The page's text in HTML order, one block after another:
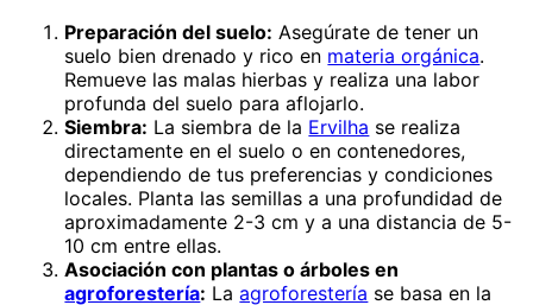
Preparación del suelo: Asegúrate de tener un
suelo bien drenado y rico en materia orgánica.
Remueve las malas hierbas y realiza una labor
profunda del suelo para aflojarlo.
Siembra: La siembra de la Ervilha se realiza
directamente en el suelo o en contenedores,
dependiendo de tus preferencias y condiciones
locales. Planta las semillas a una profundidad de
aproximadamente 2-3 cm y a una distancia de 5-
10 cm entre ellas.
Asociación con plantas o árboles en
agroforestería: Laagroforestería se basa en la